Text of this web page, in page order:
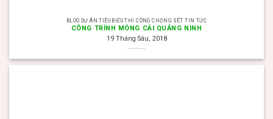
BLOG DỰ ÁN TIÊU BIỂU THI CÔNG CHỐNG SÉT TIN TỨC
CÔNG TRÌNH MÓNG CÁI QUẢNG NINH
19 Tháng Sáu, 2018